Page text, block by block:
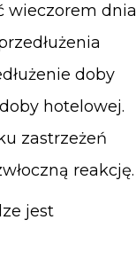
wieczorem dnia
doby
hotelowej.
zastrzeżeń
reakcję.
jest